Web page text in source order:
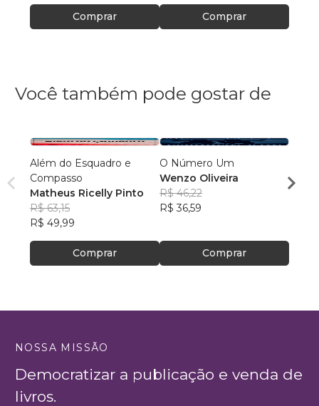
Comprar Comprar
Você também pode gostar de
Além do Esquadro e
Compasso
Matheus Ricelly Pinto
R$ 63,15
R$ 49,99
Comprar
O Número Um
Wenzo Oliveira
R$ 46,22
R$ 36,59
Comprar
NOSSA MISSÃO
Democratizar a publicação e venda de
livros.